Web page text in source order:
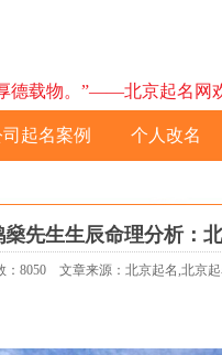
德载物。”——北京起名网
起名案例 个人改名
燊先生生辰命理分析：
8050 文章来源：北京起名,北京